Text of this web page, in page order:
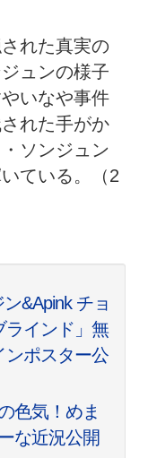
れた真実の
ュンの様子
いなや事件
れた手がか
ソンジュン
ている。（2
&Apink チョ
ラインド」無
ンポスター公
色気！めま
な近況公開